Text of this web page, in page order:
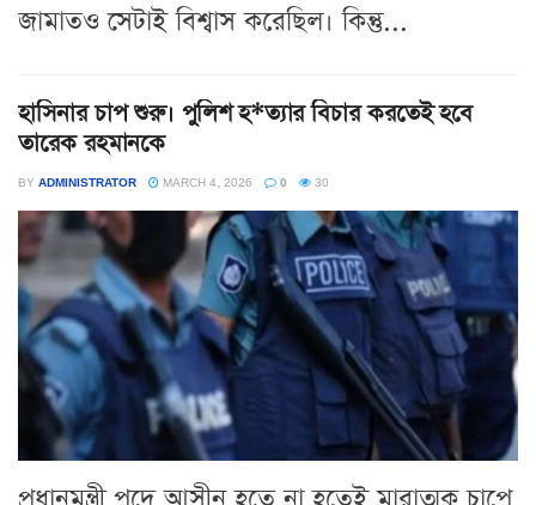
জামাতও সেটাই বিশ্বাস করেছিল। কিন্তু...
হাসিনার চাপ শুরু। পুলিশ হ*ত্যার বিচার করতেই হবে
তারেক রহমানকে
BY ADMINISTRATOR MARCH 4, 2026 0 30